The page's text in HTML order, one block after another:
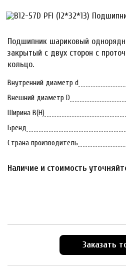
Подшипник шариковый
закрытый с двух сторон с
кольцо.
Внутренний диаметр d
Внешний диаметр D
Ширина B(H)
Бренд
Страна производитель
Наличие и стоимость
Заказать